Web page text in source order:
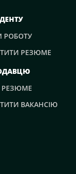
РОБОТУ
РЕЗЮМЕ
ВАКАНСІЮ